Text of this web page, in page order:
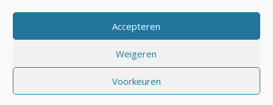
Accepteren
Weigeren
Voorkeuren
Secretariaat NVEP: Buitendijk 26 - 1145 PK Katwoude - E-mail: